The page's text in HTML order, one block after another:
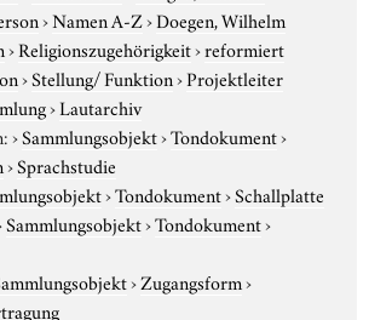
›Namen A-Z›Doegen, Wilhelm
›Religionszugehörigkeit›reformiert
›Stellung/ Funktion›Projektleiter
›Lautarchiv
›Sammlungsobjekt›Tondokument›
›Sprachstudie
›Tondokument›Schallplatte
Sammlungsobjekt›Tondokument›
›Zugangsform›